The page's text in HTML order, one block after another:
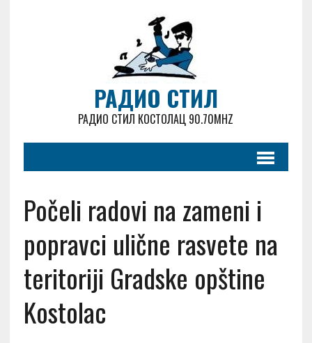
РАДИО СТИЛ
РАДИО СТИЛ КОСТОЛАЦ 90.70MHZ
Počeli radovi na zameni i
popravci ulične rasvete na
teritoriji Gradske opštine
Kostolac